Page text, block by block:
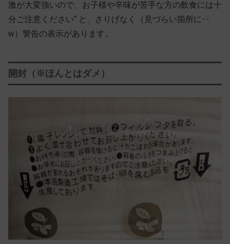
激が大変強いので、お子様や辛味が苦手な方の飲食には十
分ご注意ください” と、さりげなく（見づらい箇所に‥
w）警告の表示があります。
開封（※ほんとはダメ）